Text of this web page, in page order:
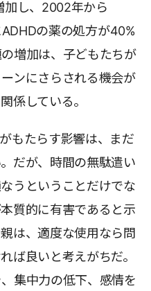
し、2002年から
の薬の処方が40%
増加は、子どもたちが
ンにさらされる機会が
係している。
もたらす影響は、まだ
だが、時間の無駄遣い
うということだけでな
質的に有害であると示
は、適度な使用なら問
ば良いと考えがちだ。
集中力の低下、感情を